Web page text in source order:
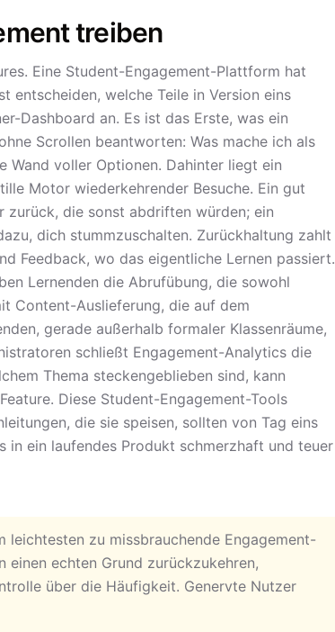
treiben
Eine Student-Engagement-Plattform hat
entscheiden, welche Teile in Version eins
Dashboard an. Es ist das Erste, was ein
Scrollen beantworten: Was mache ich als
Wand voller Optionen. Dahinter liegt ein
Motor wiederkehrender Besuche. Ein gut
die sonst abdriften würden; ein
dich stummzuschalten. Zurückhaltung zahlt
Feedback, wo das eigentliche Lernen passiert.
Lernenden die Abrufübung, die sowohl
Content-Auslieferung, die auf dem
gerade außerhalb formaler Klassenräume,
schließt Engagement-Analytics die
Thema steckengeblieben sind, kann
Diese Student-Engagement-Tools
die sie speisen, sollten von Tag eins
in ein laufendes Produkt schmerzhaft und teuer
leichtesten zu missbrauchende Engagement-
einen echten Grund zurückzukehren,
über die Häufigkeit. Genervte Nutzer